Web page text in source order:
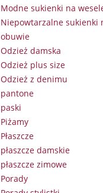
Modne sukienki na
Niepowtarzalne sukienki
obuwie
Odzież damska
Odzież plus size
Odzież z denimu
pantone
paski
Piżamy
Płaszcze
płaszcze damskie
płaszcze zimowe
Porady